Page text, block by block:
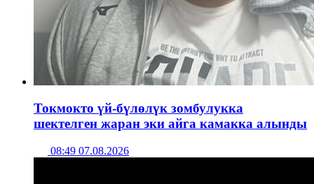
Токмокто үй-бүлөлүк зомбулукка
шектелген жаран эки айга камакка алынды
08:49 07.08.2026